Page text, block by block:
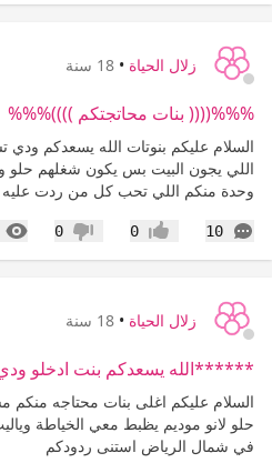
زلال الحياة • 18 سنة
%%%(((( بنات محاتجتكم ))))%%%
السلام عليكم بنوتات الله يسعدكم
اللي يجون البيت بس يكون شغلهم حلو
وحدة منكم اللي تحب كل من ردت عليه
10
التعليقات إعجاب0 عدم إعجاب
0
زلال الحياة • 18 سنة
******الله يسعدكم بنت ادخلو
السلام عليكم اغلى بنات محتاجه
حلو لانو موديم يظبط معي الخياطة
في شمال الرياض استنى ردودكم